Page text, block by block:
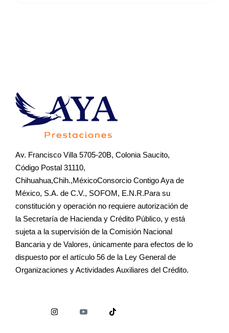
Av. Francisco Villa 5705-20B, Colonia Saucito,
Código Postal 31110,
Chihuahua,Chih.,MéxicoConsorcio Contigo Aya de
México, S.A. de C.V., SOFOM, E.N.R.Para su
constitución y operación no requiere autorización de
la Secretaría de Hacienda y Crédito Público, y está
sujeta a la supervisión de la Comisión Nacional
Bancaria y de Valores, únicamente para efectos de lo
dispuesto por el artículo 56 de la Ley General de
Organizaciones y Actividades Auxiliares del Crédito.